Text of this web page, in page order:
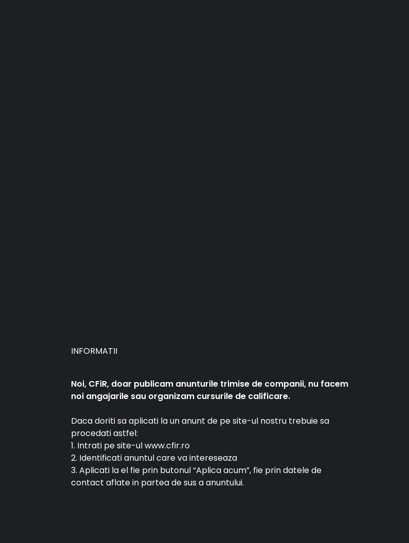
INFORMATII
Noi, CFiR, doar publicam anunturile trimise de companii, nu facem
noi angajarile sau organizam cursurile de calificare.
Daca doriti sa aplicati la un anunt de pe site-ul nostru trebuie sa
procedati astfel:
1. Intrati pe site-ul www.cfir.ro
2. Identificati anuntul care va intereseaza
3. Aplicati la el fie prin butonul “Aplica acum”, fie prin datele de
contact aflate in partea de sus a anuntului.